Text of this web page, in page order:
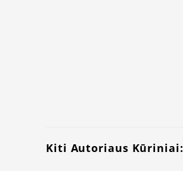
Kiti Autoriaus Kūriniai: